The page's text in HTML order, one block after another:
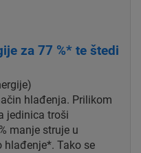
za 77 %* te štedi
hlađenja. Prilikom
jedinica troši
manje struje u
hlađenje*. Tako se